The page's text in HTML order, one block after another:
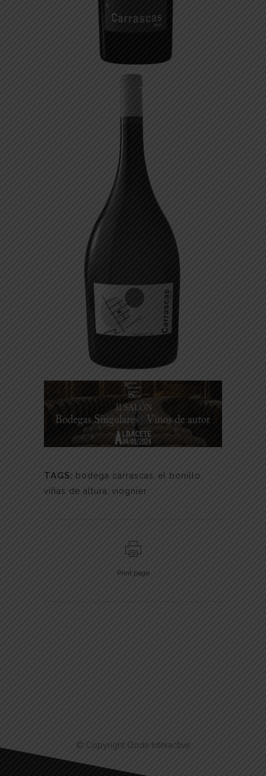
TAGS: bodega carrascas, el bonillo,
viñas de altura, viognier
Print page
© Copyright Qode Interactive